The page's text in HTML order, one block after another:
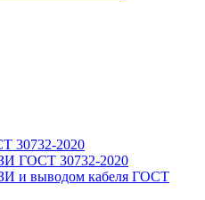
30732-2020
ГОСТ 30732-2020
и выводом кабеля ГОСТ